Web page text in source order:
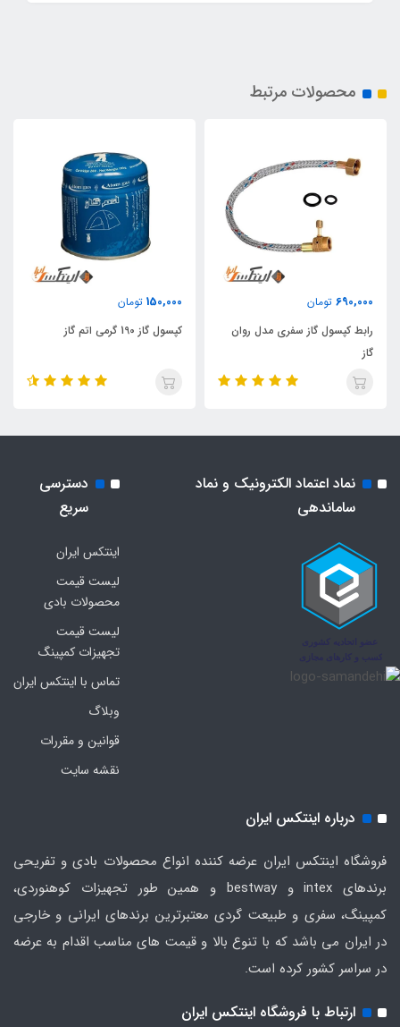
محصولات مرتبط
690,000 تومان
رابط کپسول گاز سفری مدل روان
گاز
150,000 تومان
کپسول گاز 190 گرمی اتم گاز
نماد اعتماد الکترونیک و نماد
ساماندهی
دسترسی
سریع
اینتکس ایران
لیست قیمت
محصولات بادی
لیست قیمت
تجهیزات کمپینگ
تماس با اینتکس ایران
وبلاگ
قوانین و مقررات
نقشه سایت
درباره اینتکس ایران
فروشگاه اینتکس ایران عرضه کننده انواع محصولات بادی و تفریحی
برندهای intex و bestway و همین طور تجهیزات کوهنوردی،
کمپینگ، سفری و طبیعت گردی معتبرترین برندهای ایرانی و خارجی
در ایران می باشد که با تنوع بالا و قیمت های مناسب اقدام به عرضه
در سراسر کشور کرده است.
ارتباط با فروشگاه اینتکس ایران